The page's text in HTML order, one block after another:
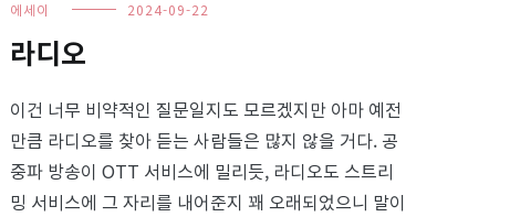
에세이 2024-09-22
라디오
이건 너무 비약적인 질문일지도 모르겠지만 아마 예전
만큼 라디오를 찾아 듣는 사람들은 많지 않을 거다. 공
중파 방송이 OTT 서비스에 밀리듯, 라디오도 스트리
밍 서비스에 그 자리를 내어준지 꽤 오래되었으니 말이